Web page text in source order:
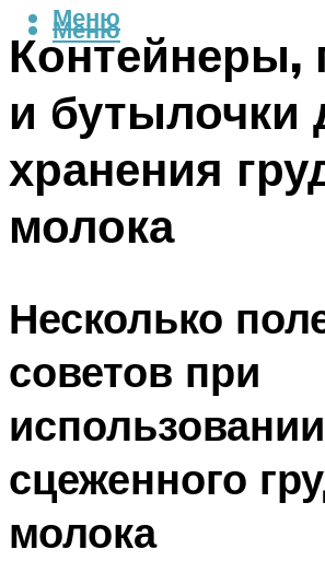
Меню
Меню
Контейнеры,
и бутылочки
хранения
молока
Несколько
советов при
использовании
сцеженного
молока